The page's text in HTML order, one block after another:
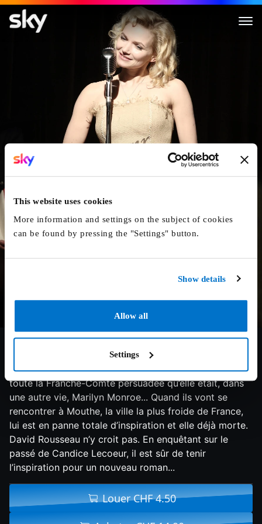
This website uses cookies
More information and settings on the subject of cookies
can be found by pressing the "Settings" button.
Show details
Allow all
Settings
Poupoupidou
Il est parisien et auteur de polars à succès. Elle est
l’effigie blonde du fromage Belle de Jura, la star de
toute la Franche-Comté persuadée qu’elle était, dans
une autre vie, Marilyn Monroe... Quand ils vont se
rencontrer à Mouthe, la ville la plus froide de France,
lui est en panne totale d’inspiration et elle déjà morte.
David Rousseau n’y croit pas. En enquêtant sur le
passé de Candice Lecoeur, il est sûr de tenir
l’inspiration pour un nouveau roman...
Louer CHF 4.50